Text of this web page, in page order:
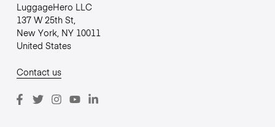
LuggageHero LLC
137 W 25th St,
New York, NY 10011
United States
Contact us